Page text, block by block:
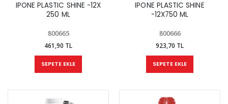
IPONE PLASTIC SHINE -12X
250 ML
800665
461,90 TL
SEPETE EKLE
IPONE PLASTIC SHINE
-12X750 ML
800666
923,70 TL
SEPETE EKLE